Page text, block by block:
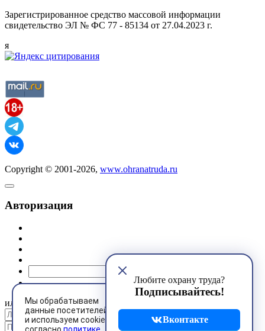
Мы обрабатываем
данные посетителей
и используем cookies
Любите охрану труда?
Подписывайтесь!
Вконтакте
Зарегистрированное средство массовой информации
свидетельство ЭЛ № ФС 77 - 85134 от 27.04.2023 г.
я
Copyright © 2001-2026, www.ohranatruda.ru
Авторизация
или